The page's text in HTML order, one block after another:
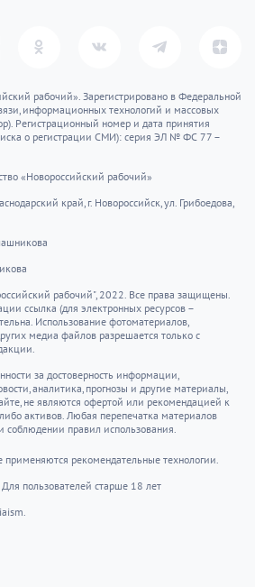
рабочий». Зарегистрировано в Федеральной
информационных технологий и массовых
Регистрационный номер и дата принятия
о регистрации СМИ): серия ЭЛ № ФС 77 –
«Новороссийский рабочий»
край, г. Новороссийск, ул. Грибоедова,
рабочий", 2022. Все права защищены.
ссылка (для электронных ресурсов –
Использование фотоматериалов,
медиа файлов разрешается только с
за достоверность информации,
аналитика, прогнозы и другие материалы,
не являются офертой или рекомендацией к
активов. Любая перепечатка материалов
соблюдении правил использования.
рекомендательные технологии.
Для пользователей старше 18 лет